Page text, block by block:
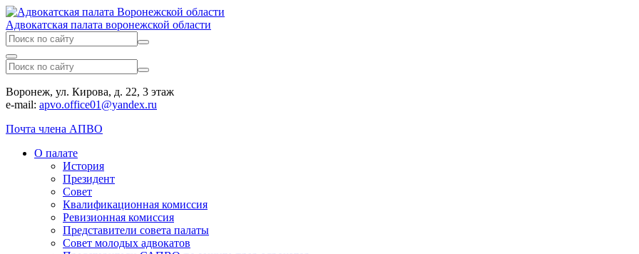
Адвокатская палата воронежской области
Воронеж, ул. Кирова, д. 22, 3 этаж
e-mail: apvo.office01@yandex.ru
Почта члена АПВО
О палате
История
Президент
Совет
Квалификационная комиссия
Ревизионная комиссия
Представители совета палаты
Совет молодых адвокатов